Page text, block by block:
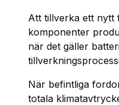
Att tillverka ett nytt
komponenter
när det gäller
När befintliga
totala